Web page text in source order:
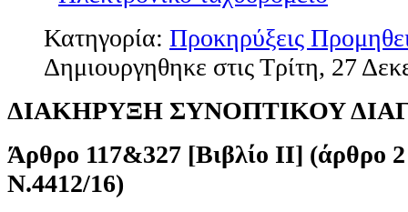
Κατηγορία: Προκηρύξεις
Δημιουργηθηκε στις Τρίτη, 27
ΔΙΑΚΗΡΥΞΗ ΣΥΝΟΠΤΙΚΟΥ
Άρθρο 117&327 [Βιβλίο ΙΙ] (άρθρο
Ν.4412/16)